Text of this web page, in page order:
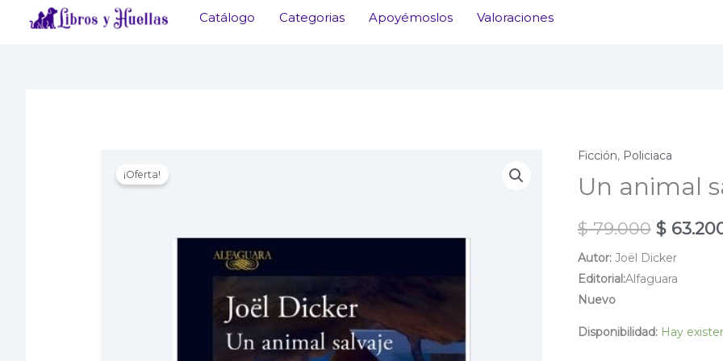
Catálogo Categorias Apoyémoslos Valoraciones
¡Oferta!
Ficción, Policiaca
Un animal
$79.000 El
precio
original
$
Autor:Joël Dicker
Editorial:Alfaguara
Nuevo
Disponibilidad: Hay